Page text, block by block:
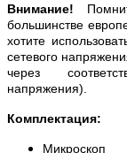
Внимание!
большинстве
хотите
сетевого
через
напряжения).
Комплектация:
Микроскоп